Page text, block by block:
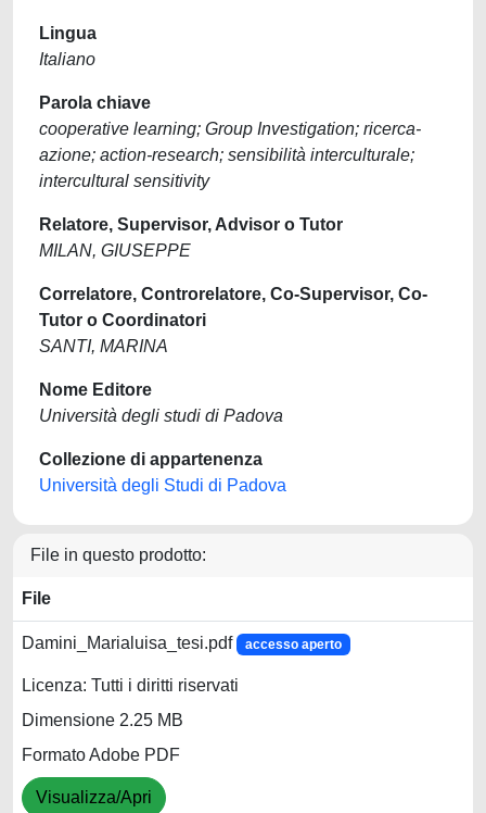
Lingua
Italiano
Parola chiave
cooperative learning; Group Investigation; ricerca-
azione; action-research; sensibilità interculturale;
intercultural sensitivity
Relatore, Supervisor, Advisor o Tutor
MILAN, GIUSEPPE
Correlatore, Controrelatore, Co-Supervisor, Co-
Tutor o Coordinatori
SANTI, MARINA
Nome Editore
Università degli studi di Padova
Collezione di appartenenza
Università degli Studi di Padova
File in questo prodotto:
File
Damini_Marialuisa_tesi.pdf accesso aperto
Licenza: Tutti i diritti riservati
Dimensione 2.25 MB
Formato Adobe PDF
Visualizza/Apri